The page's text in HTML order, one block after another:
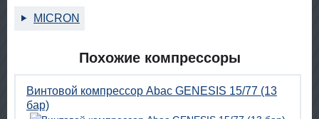
MICRON
Похожие компрессоры
Винтовой компрессор Abac GENESIS 15/77 (13
бар)